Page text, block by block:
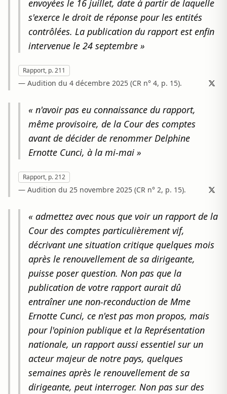
envoyées le 16 juillet, date à partir de laquelle
s'exerce le droit de réponse pour les entités
contrôlées. La publication du rapport est enfin
intervenue le 24 septembre »
Rapport, p. 211
— Audition du 4 décembre 2025 (CR n° 4, p. 15).
« n'avoir pas eu connaissance du rapport,
même provisoire, de la Cour des comptes
avant de décider de renommer Delphine
Ernotte Cunci, à la mi-mai »
Rapport, p. 212
— Audition du 25 novembre 2025 (CR n° 2, p. 15).
« admettez avec nous que voir un rapport de la
Cour des comptes particulièrement vif,
décrivant une situation critique quelques mois
après le renouvellement de sa dirigeante,
puisse poser question. Non pas que la
publication de votre rapport aurait dû
entraîner une non-reconduction de Mme
Ernotte Cunci, ce n'est pas mon propos, mais
pour l'opinion publique et la Représentation
nationale, un rapport aussi essentiel sur un
acteur majeur de notre pays, quelques
semaines après le renouvellement de sa
dirigeante, peut interroger. Non pas sur des